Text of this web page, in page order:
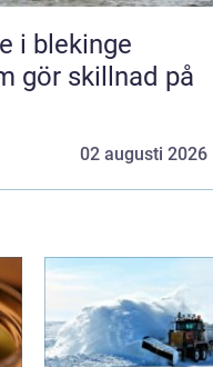
i blekinge
gör skillnad på
02 augusti 2026